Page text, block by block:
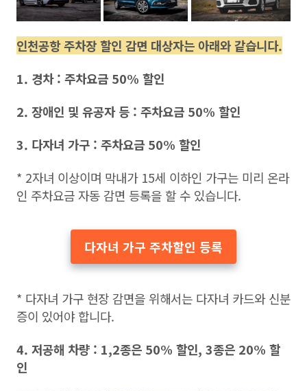
인천공항 주차장 할인 감면 대상자는 아래와 같습니다.
1. 경차 : 주차요금 50% 할인
2. 장애인 및 유공자 등 : 주차요금 50% 할인
3. 다자녀 가구 : 주차요금 50% 할인
* 2자녀 이상이며 막내가 15세 이하인 가구는 미리 온라
인 주차요금 자동 감면 등록을 할 수 있습니다.
다자녀 가구 주차할인 등록
* 다자녀 가구 현장 감면을 위해서는 다자녀 카드와 신분
증이 있어야 합니다.
4. 저공해 차량 : 1,2종은 50% 할인, 3종은 20% 할
인